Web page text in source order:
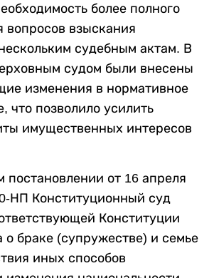
более полного
вопросов взыскания
судебным актам. В
судом были внесены
изменения в нормативное
что позволило усилить
имущественных интересов
постановлении от 16 апреля
НП Конституционный суд
Конституции
о браке (супружестве) и семье
иных способов